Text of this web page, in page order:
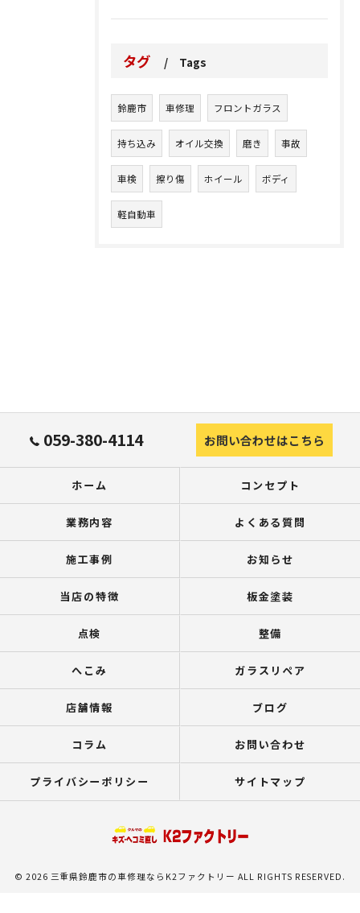
タグ Tags
鈴鹿市 車修理 フロントガラス
持ち込み オイル交換 磨き 事故
車検 擦り傷 ホイール ボディ
軽自動車
059-380-4114 お問い合わせはこちら
ホーム コンセプト
業務内容 よくある質問
施工事例 お知らせ
当店の特徴 板金塗装
点検 整備
へこみ ガラスリペア
店舗情報 ブログ
コラム お問い合わせ
プライバシーポリシー サイトマップ
© 2026 三重県鈴鹿市の車修理ならK2ファクトリー ALL RIGHTS RESERVED.